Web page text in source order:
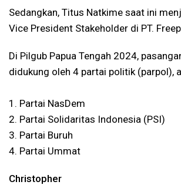
Sedangkan, Titus Natkime saat ini
Vice President Stakeholder di PT.
Di Pilgub Papua Tengah 2024,
didukung oleh 4 partai politik (parpol),
1. Partai NasDem
2. Partai Solidaritas Indonesia (PSI)
3. Partai Buruh
4. Partai Ummat
Christopher